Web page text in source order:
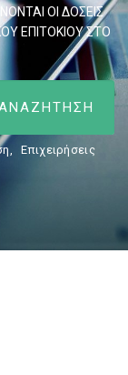
ΟΙ ΔΟΣΕΙΣ
ΕΠΙΤΟΚΙΟΥ ΣΤΟ
, Επιχειρήσεις